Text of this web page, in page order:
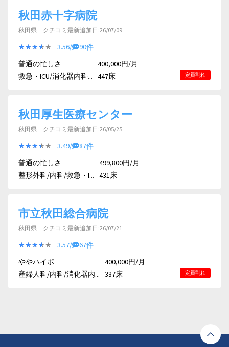
秋田赤十字病院
秋田県 クチコミ最新追加日:26/07/09
★★★★★
★★★★★ 3.56/
90件
普通の忙しさ
救急・ICU/消化器内科...
400,000円/月
447床
定員割れ
秋田厚生医療センター
秋田県 クチコミ最新追加日:26/05/25
★★★★★
★★★★★ 3.49/
87件
普通の忙しさ
整形外科/内科/救急・I...
499,800円/月
431床
市立秋田総合病院
秋田県 クチコミ最新追加日:26/07/21
★★★★★
★★★★★ 3.57/
67件
ややハイポ
産婦人科/内科/消化器内...
400,000円/月
337床
定員割れ